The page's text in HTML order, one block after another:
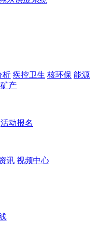
析 疾控卫生 核环保 能源
产
活动报名
讯 视频中心